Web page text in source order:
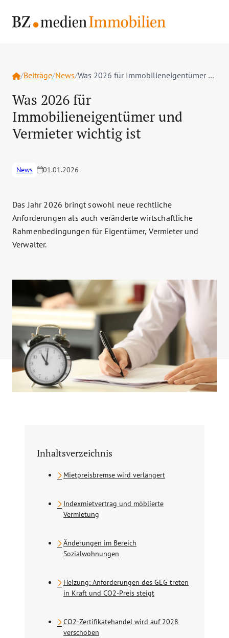
Home
/Beiträge/News/ Was 2026 für Immobilieneigentümer und Vermieter wichtig ist
Was 2026 für
Immobilieneigentümer und
Vermieter wichtig ist
News 01.01.2026
Das Jahr 2026 bringt sowohl neue rechtliche
Anforderungen als auch veränderte wirtschaftliche
Rahmenbedingungen für Eigentümer, Vermieter und
Verwalter.
Inhaltsverzeichnis
Mietpreisbremse wird verlängert
Indexmietvertrag und möblierte
Vermietung
Änderungen im Bereich
Sozialwohnungen
Heizung: Anforderungen des GEG treten
in Kraft und CO2-Preis steigt
CO2-Zertifikatehandel wird auf 2028
verschoben